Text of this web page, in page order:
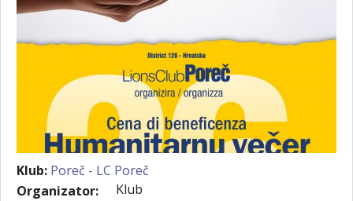
Klub: Poreč - LC Poreč
Organizator:
Klub